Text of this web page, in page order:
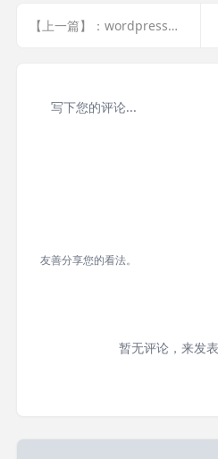
【上一篇】：wordpress模板开发 | wp_db(19)
友善分享您的看法。
暂无评论，来发